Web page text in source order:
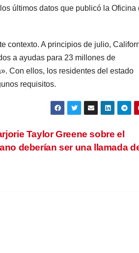
últimos datos que publicó la Oficina
contexto. A principios de julio,
a ayudas para 23 millones de
Con ellos, los residentes del estado
requisitos.
Taylor Greene sobre el
deberían ser una llamada